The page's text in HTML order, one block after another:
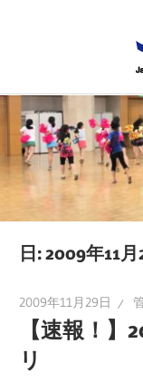
ン
ス
ッ
の
講
習
会
ベ
ト
を
レ
日:2009年11月
2009年11月29日
【速報！
リ